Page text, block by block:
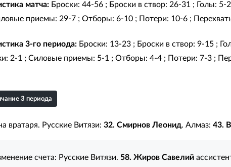
матча:Броски: 44-56 ; Броски в створ: 26-31 ; Голы:
приемы: 29-7 ; Отборы: 6-10 ; Потери: 10-6 ;
3-го периода:Броски: 13-23 ; Броски в створ: 9-15 ;
2-1 ; Силовые приемы: 5-1 ; Отборы: 4-4 ; Потери: 7-3 ;
3 периода
вратаря. Русские Витязи: 32. Смирнов Леонид. Алмаз: 43.
счета: Русские Витязи. 58. Жиров Савелий